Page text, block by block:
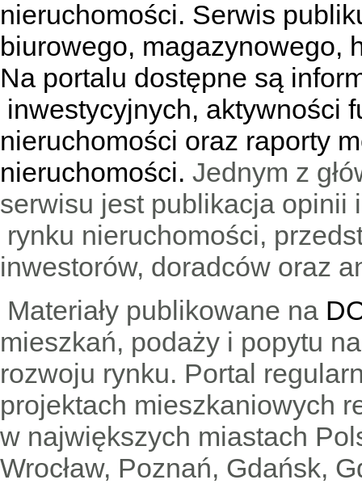
nieruchomości. Serwis
biurowego, magazynowego,
Na portalu dostępne są
inwestycyjnych, aktywności
nieruchomości oraz raporty
nieruchomości. Jednym z
serwisu jest publikacja
rynku nieruchomości,
inwestorów, doradców oraz
Materiały publikowane na
mieszkań, podaży i popytu
rozwoju rynku. Portal
projektach mieszkaniowych
w największych miastach
Wrocław, Poznań, Gdańsk,